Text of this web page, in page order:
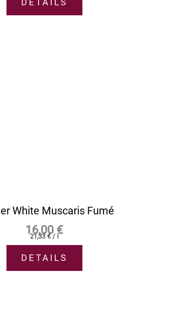
DETAILS
White Muscaris Fumé
16,00 €
21,33€/
DETAILS